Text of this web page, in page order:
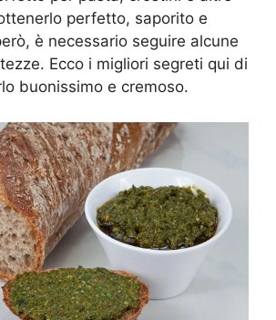
perfetto, saporito e
è necessario seguire alcune
Ecco i migliori segreti qui di
buonissimo e cremoso.